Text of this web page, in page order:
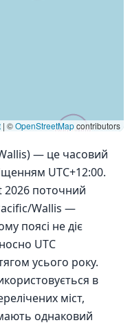
| ©OpenStreetMapcontributors
— це часовий
UTC+12:00.
2026 поточний
Wallis —
поясі не діє
UTC
усього року.
в
міст,
однаковий